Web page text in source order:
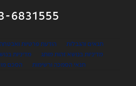
6831555
תנאים והגבלות הודעת פרטיות ואבטחה
מדיניות בנושא זהות מותג
מדיניות
תנאי הסמכה ורשימות
הסכם